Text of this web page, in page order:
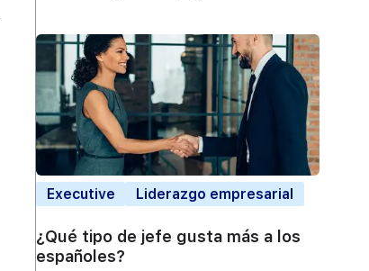
Executive Liderazgo empresarial
¿Qué tipo de jefe gusta más a los
españoles?